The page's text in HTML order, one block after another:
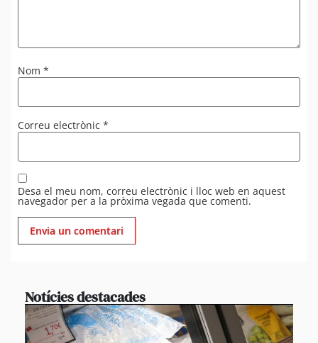
Nom *
Correu electrònic *
Desa el meu nom, correu electrònic i lloc web en aquest
navegador per a la pròxima vegada que comenti.
Notícies destacades